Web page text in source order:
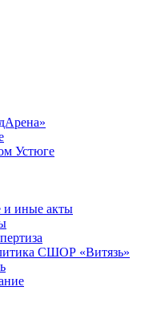
Устюге
и иные акты
СШОР «Витязь»